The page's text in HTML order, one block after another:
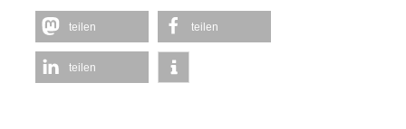
teilen teilen
teilen